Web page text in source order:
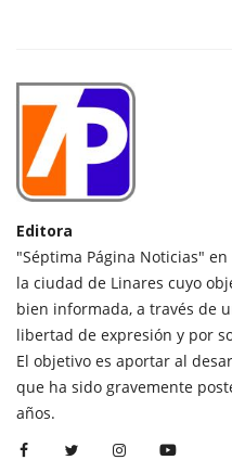
Editora
"Séptima Página Noticias"
la ciudad de Linares cuyo
bien informada, a través de
libertad de expresión y por
El objetivo es aportar al
que ha sido gravemente
años.